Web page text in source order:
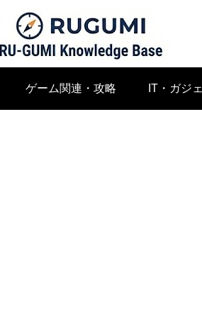
ゲーム関連・攻略 IT・ガジ